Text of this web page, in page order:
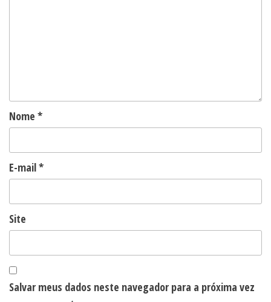
Nome *
E-mail*
Site
Salvar meus dados neste navegador para a próxima vez